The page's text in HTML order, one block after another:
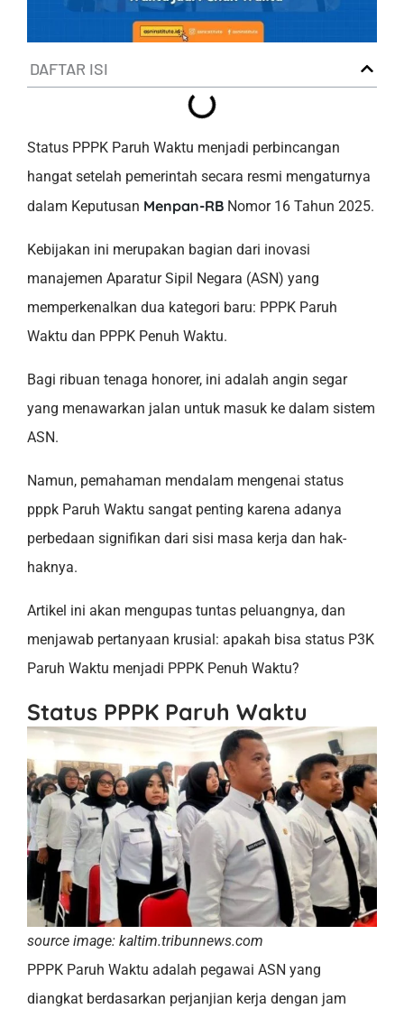
DAFTAR ISI
Status PPPK Paruh Waktu menjadi perbincangan
hangat setelah pemerintah secara resmi mengaturnya
dalam Keputusan Menpan-RB Nomor 16 Tahun 2025.
Kebijakan ini merupakan bagian dari inovasi
manajemen Aparatur Sipil Negara (ASN) yang
memperkenalkan dua kategori baru: PPPK Paruh
Waktu dan PPPK Penuh Waktu.
Bagi ribuan tenaga honorer, ini adalah angin segar
yang menawarkan jalan untuk masuk ke dalam sistem
ASN.
Namun, pemahaman mendalam mengenai status
pppk Paruh Waktu sangat penting karena adanya
perbedaan signifikan dari sisi masa kerja dan hak-
haknya.
Artikel ini akan mengupas tuntas peluangnya, dan
menjawab pertanyaan krusial: apakah bisa status P3K
Paruh Waktu menjadi PPPK Penuh Waktu?
Status PPPK Paruh Waktu
source image: kaltim.tribunnews.com
PPPK Paruh Waktu adalah pegawai ASN yang
diangkat berdasarkan perjanjian kerja dengan jam